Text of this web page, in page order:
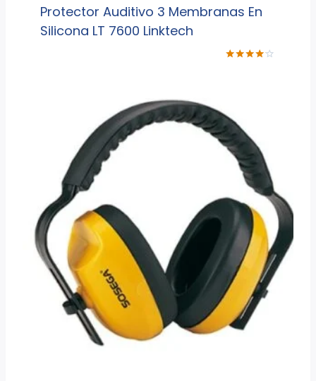
Protector Auditivo 3 Membranas En
Silicona LT 7600 Linktech